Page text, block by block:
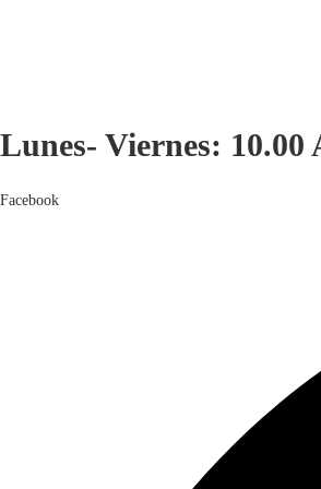
Lunes- Viernes:
Facebook